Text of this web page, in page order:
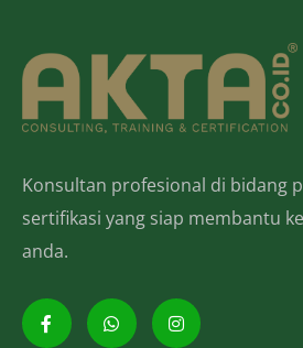
Konsultan profesional di bidang
sertifikasi yang siap membantu
anda.